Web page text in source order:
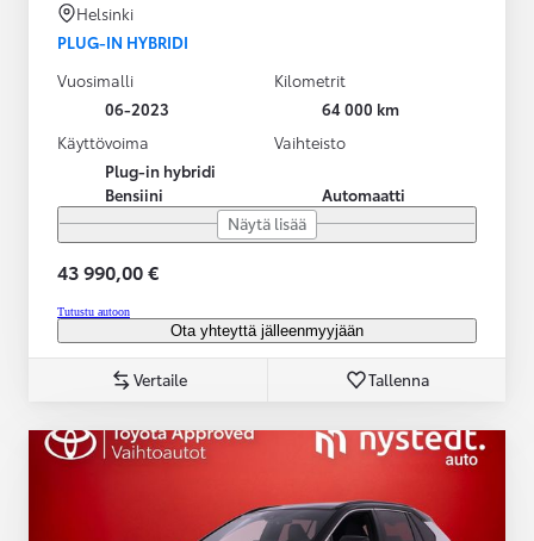
Helsinki
PLUG-IN HYBRIDI
Vuosimalli
06-2023
Kilometrit
64 000 km
Käyttövoima
Plug-in hybridi
Bensiini
Vaihteisto
Automaatti
Näytä lisää
43 990,00 €
Tutustu autoon
Ota yhteyttä jälleenmyyjään
Vertaile Tallenna